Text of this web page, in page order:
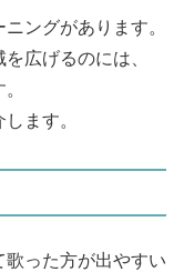
ングがあります。
広げるのには、
ます。
った方が出やすい